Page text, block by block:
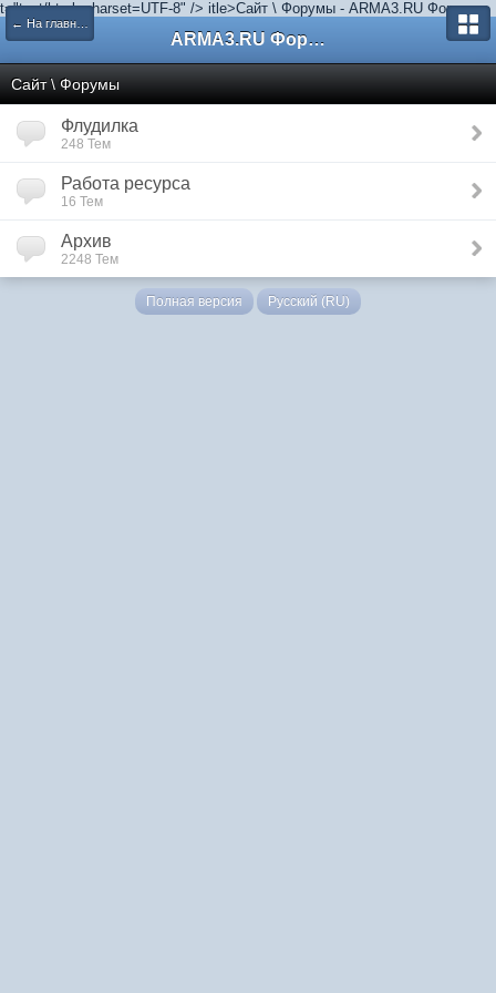
t="text/html; charset=UTF-8" /> itle>Сайт \ Форумы - ARMA3.RU Форум
← На главную
ARMA3.RU Форум
Сайт \ Форумы
Флудилка
248 Тем
Работа ресурса
16 Тем
Архив
2248 Тем
Полная версия Русский (RU)